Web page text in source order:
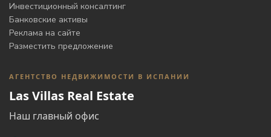
Инвестиционный консалтинг
Банковские активы
Реклама на сайте
Разместить предложение
АГЕНТСТВО НЕДВИЖИМОСТИ В ИСПАНИИ
Las Villas Real Estate
Наш главный офис